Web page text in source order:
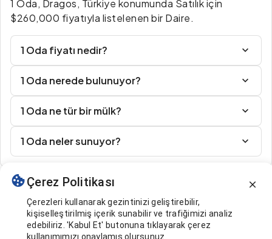
1 Oda, Dragos, Türkiye konumunda Satılık için
$260,000 fiyatıyla listelenen bir Daire.
1 Oda fiyatı nedir?
1 Oda nerede bulunuyor?
1 Oda ne tür bir mülk?
1 Oda neler sunuyor?
Benzer İlanlar
Çerez Politikası
Çerezleri kullanarak gezintinizi geliştirebilir,
kişiselleştirilmiş içerik sunabilir ve trafiğimizi analiz
edebiliriz. 'Kabul Et' butonuna tıklayarak çerez
kullanımımızı onaylamış olursunuz.